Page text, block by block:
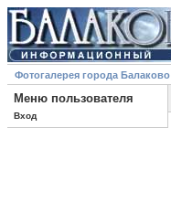
Фотогалерея города Балаково
Меню пользователя
Вход